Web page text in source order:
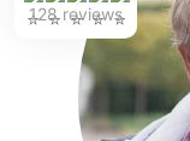
128 reviews